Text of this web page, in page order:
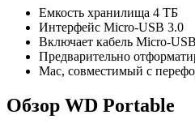
Емкость хранилища 4 ТБ
Интерфейс Micro-USB 3.0
Включает кабель Micro-
Предварительно
Mac, совместимый с
Обзор WD Portable